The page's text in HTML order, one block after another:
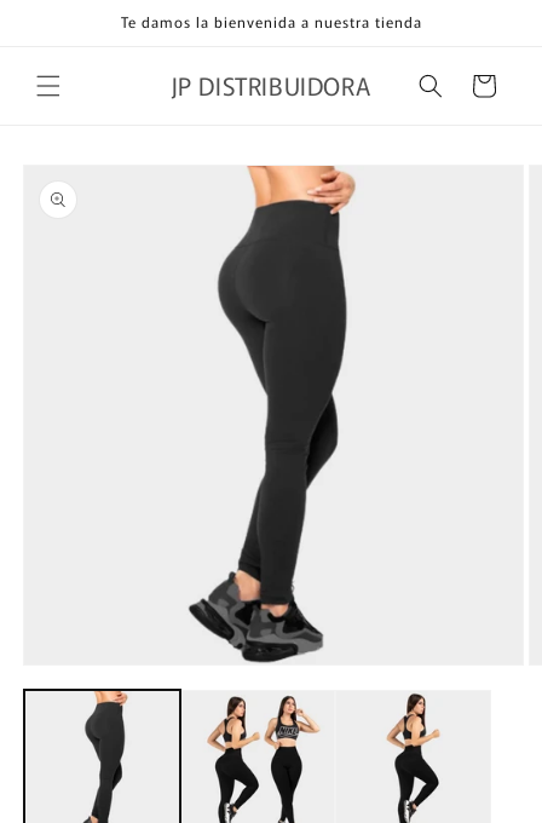
directamenteTe damos la bienvenida a nuestra tienda
JP DISTRIBUIDORA Carrito
a la
información
elemento
multimedia